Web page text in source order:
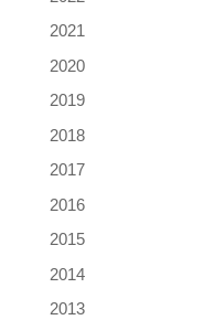
2021
2020
2019
2018
2017
2016
2015
2014
2013